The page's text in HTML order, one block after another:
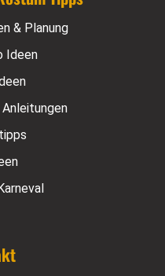
& Planung
Ideen